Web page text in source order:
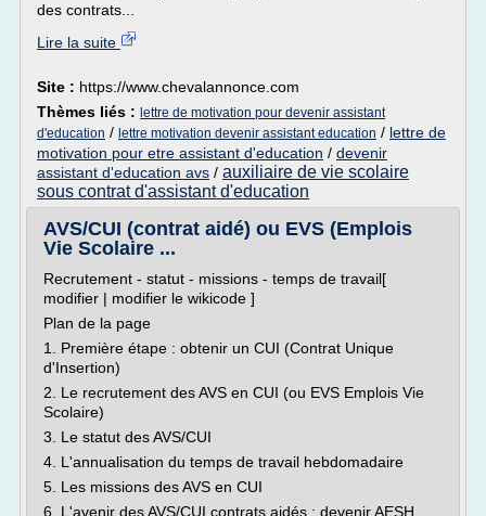
des contrats...
Lire la suite
Site : https://www.chevalannonce.com
Thèmes liés : lettre de motivation pour devenir assistant
d'education / lettre motivation devenir assistant education / lettre de
motivation pour etre assistant d'education / devenir
assistant d'education avs / auxiliaire de vie scolaire
sous contrat d'assistant d'education
AVS/CUI (contrat aidé) ou EVS (Emplois
Vie Scolaire ...
Recrutement - statut - missions - temps de travail[
modifier | modifier le wikicode ]
Plan de la page
1. Première étape : obtenir un CUI (Contrat Unique
d'Insertion)
2. Le recrutement des AVS en CUI (ou EVS Emplois Vie
Scolaire)
3. Le statut des AVS/CUI
4. L'annualisation du temps de travail hebdomadaire
5. Les missions des AVS en CUI
6. L'avenir des AVS/CUI contrats aidés : devenir AESH